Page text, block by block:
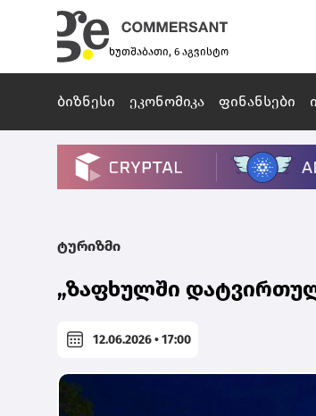
ხუთშაბათი, 6 აგვისტო
ბიზნესი ეკონომიკა ფინანსები
ტურიზმი
„ზაფხულში
12.06.2026 • 17:00